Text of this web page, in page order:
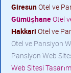
GiresunOtel ve
GümüşhaneOtel
Hakkari Otel ve
Otel ve Pansiyon
Pansiyon Web
Web Sitesi